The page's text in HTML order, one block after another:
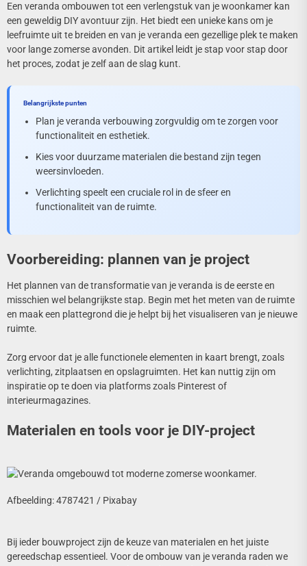
Een veranda ombouwen tot een verlengstuk van je woonkamer kan
een geweldig DIY avontuur zijn. Het biedt een unieke kans om je
leefruimte uit te breiden en van je veranda een gezellige plek te maken
voor lange zomerse avonden. Dit artikel leidt je stap voor stap door
het proces, zodat je zelf aan de slag kunt.
Belangrijkste punten
Plan je veranda verbouwing zorgvuldig om te zorgen voor
functionaliteit en esthetiek.
Kies voor duurzame materialen die bestand zijn tegen
weersinvloeden.
Verlichting speelt een cruciale rol in de sfeer en
functionaliteit van de ruimte.
Voorbereiding: plannen van je project
Het plannen van de transformatie van je veranda is de eerste en
misschien wel belangrijkste stap. Begin met het meten van de ruimte
en maak een plattegrond die je helpt bij het visualiseren van je nieuwe
ruimte.
Zorg ervoor dat je alle functionele elementen in kaart brengt, zoals
verlichting, zitplaatsen en opslagruimten. Het kan nuttig zijn om
inspiratie op te doen via platforms zoals Pinterest of
interieurmagazines.
Materialen en tools voor je DIY-project
Afbeelding: 4787421 / Pixabay
Bij ieder bouwproject zijn de keuze van materialen en het juiste
gereedschap essentieel. Voor de ombouw van je veranda raden we